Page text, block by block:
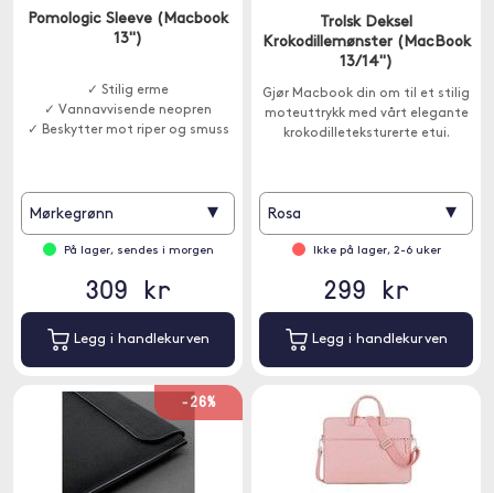
Pomologic Sleeve (Macbook
13")
✓ Stilig erme
✓ Vannavvisende neopren
✓ Beskytter mot riper og smuss
Mørkegrønn ▾
På lager, sendes i morgen
309 kr
Legg i handlekurven
Trolsk Deksel
Krokodillemønster (MacBook
13/14")
Gjør Macbook din om til et stilig
moteuttrykk med vårt elegante
krokodilleteksturerte etui.
Rosa ▾
Ikke på lager, 2-6 uker
299 kr
Legg i handlekurven
-26%